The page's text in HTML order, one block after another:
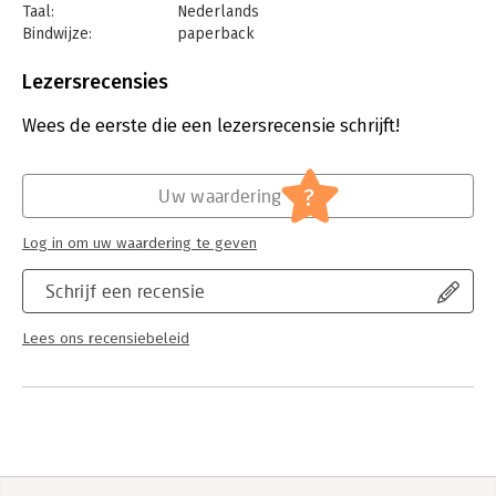
Taal:
Nederlands
Bindwijze:
paperback
Uitgever:
Verschijningsdatum:
5-11-2024
Internet en social media
Lezersrecensies
Wees de eerste die een lezersrecensie schrijft!
Schrijf een recensie
Lees ons recensiebeleid
Uw waardering ?
Log in om uw waardering te geven